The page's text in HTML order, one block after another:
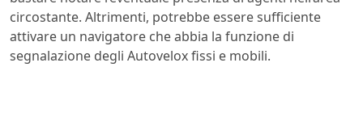
circostante. Altrimenti, potrebbe essere sufficiente
attivare un navigatore che abbia la funzione di
segnalazione degli Autovelox fissi e mobili.